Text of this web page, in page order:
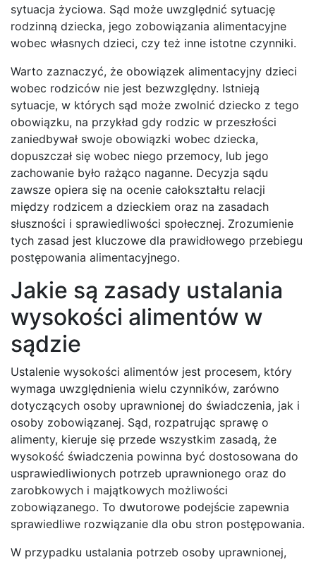
sytuacja życiowa. Sąd może uwzględnić sytuację
rodzinną dziecka, jego zobowiązania alimentacyjne
wobec własnych dzieci, czy też inne istotne czynniki.
Warto zaznaczyć, że obowiązek alimentacyjny dzieci
wobec rodziców nie jest bezwzględny. Istnieją
sytuacje, w których sąd może zwolnić dziecko z tego
obowiązku, na przykład gdy rodzic w przeszłości
zaniedbywał swoje obowiązki wobec dziecka,
dopuszczał się wobec niego przemocy, lub jego
zachowanie było rażąco naganne. Decyzja sądu
zawsze opiera się na ocenie całokształtu relacji
między rodzicem a dzieckiem oraz na zasadach
słuszności i sprawiedliwości społecznej. Zrozumienie
tych zasad jest kluczowe dla prawidłowego przebiegu
postępowania alimentacyjnego.
Jakie są zasady ustalania
wysokości alimentów w
sądzie
Ustalenie wysokości alimentów jest procesem, który
wymaga uwzględnienia wielu czynników, zarówno
dotyczących osoby uprawnionej do świadczenia, jak i
osoby zobowiązanej. Sąd, rozpatrując sprawę o
alimenty, kieruje się przede wszystkim zasadą, że
wysokość świadczenia powinna być dostosowana do
usprawiedliwionych potrzeb uprawnionego oraz do
zarobkowych i majątkowych możliwości
zobowiązanego. To dwutorowe podejście zapewnia
sprawiedliwe rozwiązanie dla obu stron postępowania.
W przypadku ustalania potrzeb osoby uprawnionej,